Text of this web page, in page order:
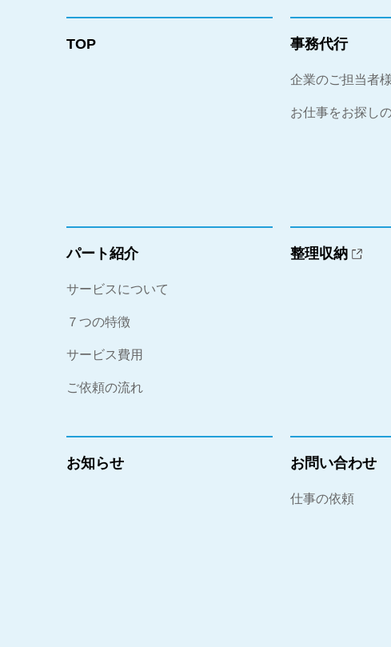
TOP 事務代⾏
企業のご担当者様
お仕事をお探し
パート紹介
サービスについて
７つの特徴
サービス費用
ご依頼の流れ
整理収納
お知らせ お問い合わせ
仕事の依頼